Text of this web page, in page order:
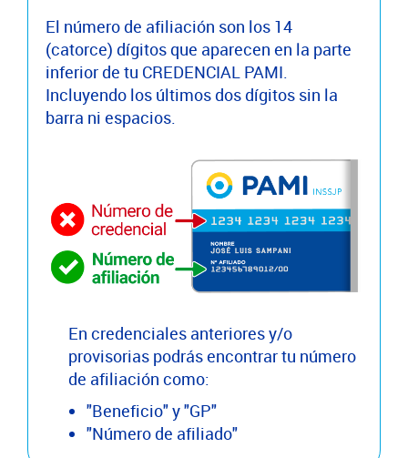
El número de afiliación son los 14
(catorce) dígitos que aparecen en la parte
inferior de tu CREDENCIAL PAMI.
Incluyendo los últimos dos dígitos sin la
barra ni espacios.
En credenciales anteriores y/o
provisorias podrás encontrar tu número
de afiliación como:
"Beneficio" y "GP"
"Número de afiliado"